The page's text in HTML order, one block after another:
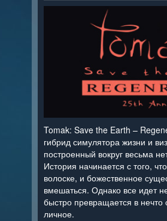
Tomak: Save the Earth –
гибрид симулятора жизни и
построенный вокруг весьма
История начинается с того,
волоске, и божественное
вмешаться. Однако все идет
быстро превращается в нечто
личное.